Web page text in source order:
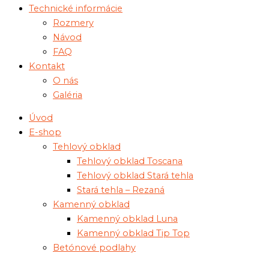
Technické informácie
Rozmery
Návod
FAQ
Kontakt
O nás
Galéria
Úvod
E-shop
Tehlový obklad
Tehlový obklad Toscana
Tehlový obklad Stará tehla
Stará tehla – Rezaná
Kamenný obklad
Kamenný obklad Luna
Kamenný obklad Tip Top
Betónové podlahy